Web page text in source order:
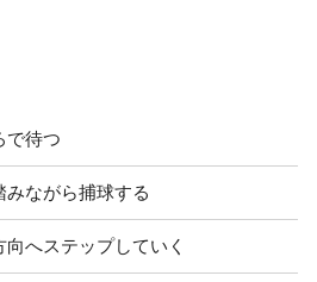
で待つ
みながら捕球する
へステップしていく